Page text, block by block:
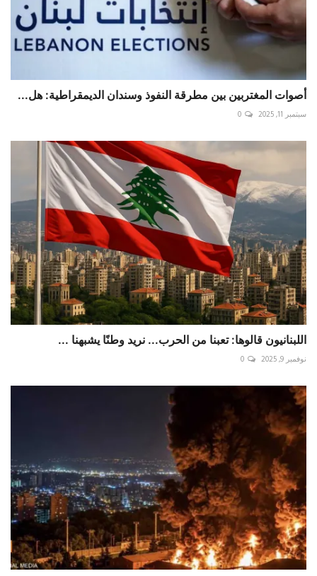
أصوات المغتربين بين مطرقة النفوذ وسندان الديمقراطية: هل...
سبتمبر 11, 2025 0
اللبنانيون قالوها: تعبنا من الحرب... نريد وطنًا يشبهنا ...
نوفمبر 9, 2025 0